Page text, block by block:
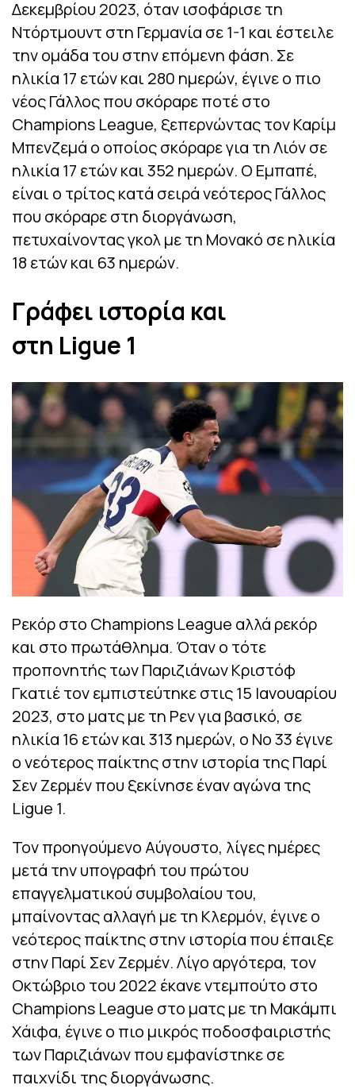
Δεκεμβρίου 2023, όταν ισοφάρισε τη
Ντόρτμουντ στη Γερμανία σε 1-1 και έστειλε
την ομάδα του στην επόμενη φάση. Σε
ηλικία 17 ετών και 280 ημερών, έγινε ο πιο
νέος Γάλλος που σκόραρε ποτέ στο
Champions League, ξεπερνώντας τον Καρίμ
Μπενζεμά ο οποίος σκόραρε για τη Λιόν σε
ηλικία 17 ετών και 352 ημερών. Ο Εμπαπέ,
είναι ο τρίτος κατά σειρά νεότερος Γάλλος
που σκόραρε στη διοργάνωση,
πετυχαίνοντας γκολ με τη Μονακό σε ηλικία
18 ετών και 63 ημερών.
Γράφει ιστορία και
στη Ligue 1
Ρεκόρ στο Champions League αλλά ρεκόρ
και στο πρωτάθλημα. Όταν ο τότε
προπονητής των Παριζιάνων Κριστόφ
Γκατιέ τον εμπιστεύτηκε στις 15 Ιανουαρίου
2023, στο ματς με τη Ρεν για βασικό, σε
ηλικία 16 ετών και 313 ημερών, ο Νο 33 έγινε
ο νεότερος παίκτης στην ιστορία της Παρί
Σεν Ζερμέν που ξεκίνησε έναν αγώνα της
Ligue 1.
Τον προηγούμενο Αύγουστο, λίγες ημέρες
μετά την υπογραφή του πρώτου
επαγγελματικού συμβολαίου του,
μπαίνοντας αλλαγή με τη Κλερμόν, έγινε ο
νεότερος παίκτης στην ιστορία που έπαιξε
στην Παρί Σεν Ζερμέν. Λίγο αργότερα, τον
Οκτώβριο του 2022 έκανε ντεμπούτο στο
Champions League στο ματς με τη Μακάμπι
Χάιφα, έγινε ο πιο μικρός ποδοσφαιριστής
των Παριζιάνων που εμφανίστηκε σε
παιχνίδι της διοργάνωσης.